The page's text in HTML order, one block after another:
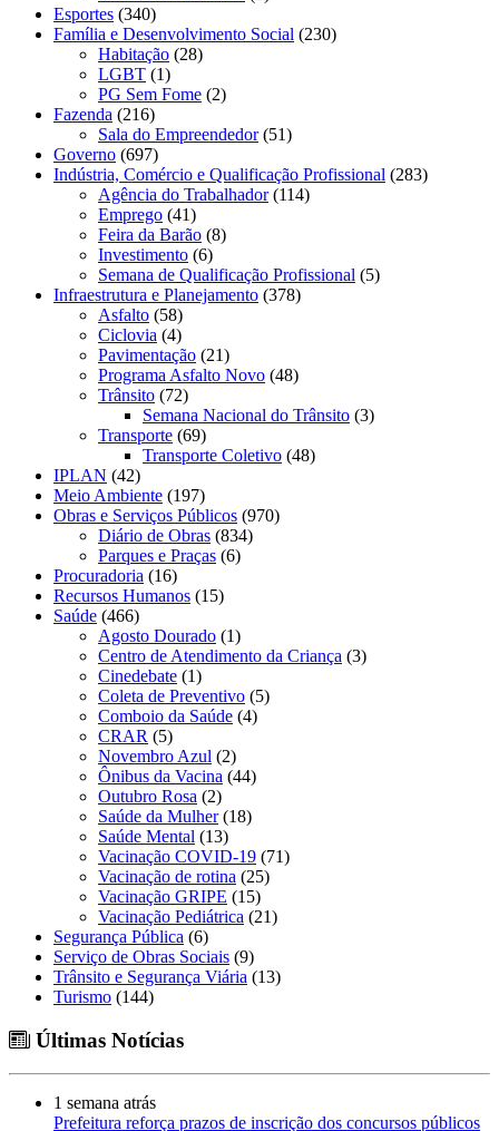
Esportes (340)
Família e Desenvolvimento Social (230)
Habitação (28)
LGBT (1)
PG Sem Fome (2)
Fazenda (216)
Sala do Empreendedor(51)
Governo (697)
Indústria, Comércio e Qualificação Profissional (283)
Agência do Trabalhador(114)
Emprego (41)
Feira da Barão (8)
Investimento (6)
Semana de Qualificação Profissional (5)
Infraestrutura e Planejamento (378)
Asfalto (58)
Ciclovia (4)
Pavimentação (21)
Programa Asfalto Novo (48)
Trânsito (72)
Semana Nacional do Trânsito (3)
Transporte (69)
Transporte Coletivo (48)
IPLAN (42)
Meio Ambiente (197)
Obras e Serviços Públicos (970)
Diário de Obras (834)
Parques e Praças (6)
Procuradoria (16)
Recursos Humanos (15)
Saúde (466)
Agosto Dourado (1)
Centro de Atendimento da Criança (3)
Cinedebate (1)
Coleta de Preventivo (5)
Comboio da Saúde (4)
CRAR (5)
Novembro Azul (2)
Ônibus da Vacina (44)
Outubro Rosa (2)
Saúde da Mulher(18)
Saúde Mental (13)
Vacinação COVID-19 (71)
Vacinação de rotina (25)
Vacinação GRIPE (15)
Vacinação Pediátrica (21)
Segurança Pública (6)
Serviço de Obras Sociais (9)
Trânsito e Segurança Viária (13)
Turismo (144)
Últimas Notícias
1 semana atrás
Prefeitura reforça prazos de inscrição dos concursos públicos